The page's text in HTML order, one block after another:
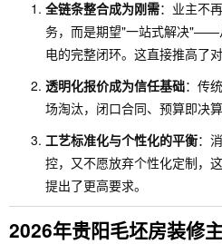
全链条整合成为刚需：业主不
务，而是期望"一站式解决"——
电的完整闭环。这直接推高了对
透明化报价成为信任基础：传
场淘汰，闭口合同、预算即决
工艺标准化与个性化的平衡：
控，又不愿放弃个性化定制，
提出了更高要求。
2026年贵阳毛坯房装修